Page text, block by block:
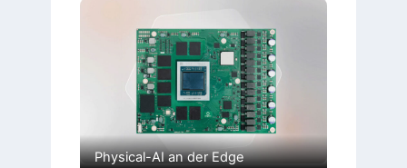
Physical-AI an der Edge